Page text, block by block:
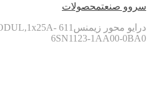
سروو صنعتمحصولات
درایو محور زیمنس611 -LT-MODUL,1x25Aمدل
6SN1123-1AA00-0BA0